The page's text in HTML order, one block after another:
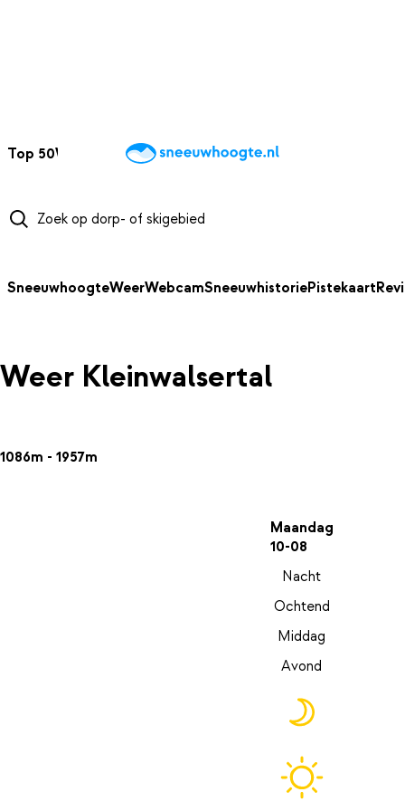
Top 50Webcams WintersportweerKaarten
SneeuwhoogteWeerWebcamSneeuwhistoriePistekaart
Weer Kleinwalsertal
1086m - 1957m
Maandag
10-08
Nacht
Ochtend
Middag
Avond